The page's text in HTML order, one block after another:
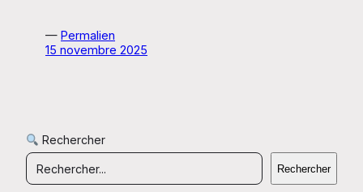
— Permalien
15 novembre 2025
Rechercher
Rechercher